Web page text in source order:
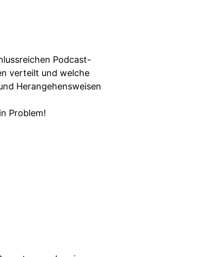
Podcast-
verteilt und welche
Herangehensweisen
Problem!